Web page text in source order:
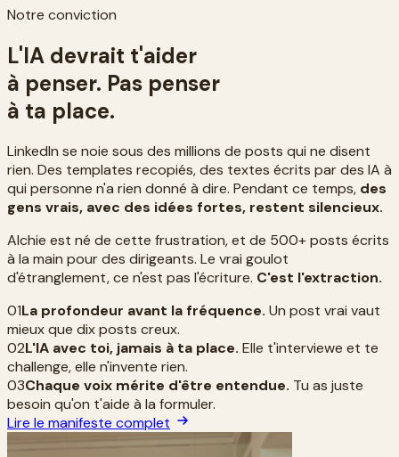
Notre conviction
L'IA devrait t'aider
à penser. Pas penser
à ta place.
LinkedIn se noie sous des millions de posts qui ne disent
rien. Des templates recopiés, des textes écrits par des IA à
qui personne n'a rien donné à dire. Pendant ce temps, des
gens vrais, avec des idées fortes, restent silencieux.
Alchie est né de cette frustration, et de 500+ posts écrits
à la main pour des dirigeants. Le vrai goulot
d'étranglement, ce n'est pas l'écriture. C'est l'extraction.
01La profondeur avant la fréquence. Un post vrai vaut
mieux que dix posts creux.
02L'IA avec toi, jamais à ta place. Elle t'interviewe et te
challenge, elle n'invente rien.
03Chaque voix mérite d'être entendue. Tu as juste
besoin qu'on t'aide à la formuler.
Lire le manifeste complet